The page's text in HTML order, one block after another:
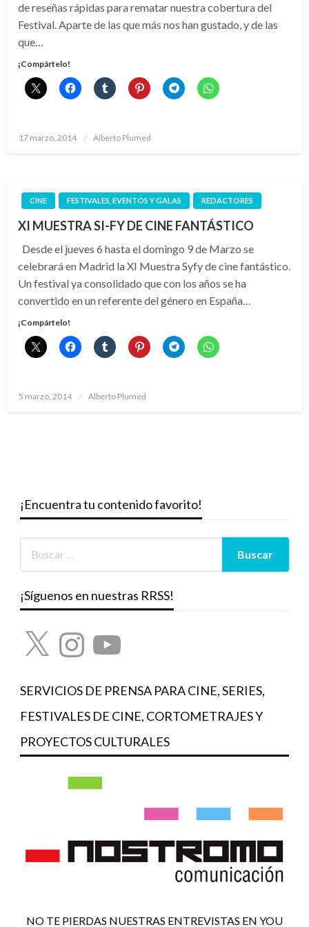
de reseñas rápidas para rematar nuestra cobertura del
Festival. Aparte de las que más nos han gustado, y de las
que…
¡Compártelo!
Publicado
17 marzo, 2014 Alberto Plumed
CINE FESTIVALES, EVENTOS Y GALAS REDACTORES
XI MUESTRA SI-FY DE CINE FANTÁSTICO
Desde el jueves 6 hasta el domingo 9 de Marzo se
celebrará en Madrid la XI Muestra Syfy de cine fantástico.
Un festival ya consolidado que con los años se ha
convertido en un referente del género en España…
¡Compártelo!
Publicado
5 marzo, 2014 Alberto Plumed
¡Encuentra tu contenido favorito!
¡Síguenos en nuestras RRSS!
X InstagramYouTube
SERVICIOS DE PRENSA PARA CINE, SERIES,
FESTIVALES DE CINE, CORTOMETRAJES Y
PROYECTOS CULTURALES
NO TE PIERDAS NUESTRAS ENTREVISTAS EN YOU